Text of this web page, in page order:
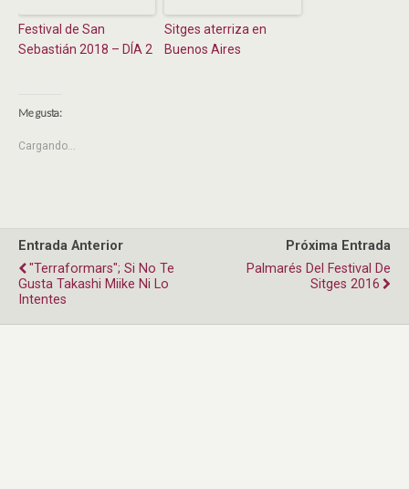
Festival de San
Sebastián 2018 – DÍA 2
Sitges aterriza en
Buenos Aires
Me gusta:
Cargando...
Entrada Anterior
"Terraformars"; Si No Te
Gusta Takashi Miike Ni Lo
Intentes
Próxima Entrada
Palmarés Del Festival De
Sitges 2016